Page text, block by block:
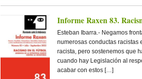
Informe Raxen 83.
Esteban Ibarra.- Negamos
numerosas conductas racistas
racista, pero sostenemos que
cuando hay Legislación al
acabar con estos […]